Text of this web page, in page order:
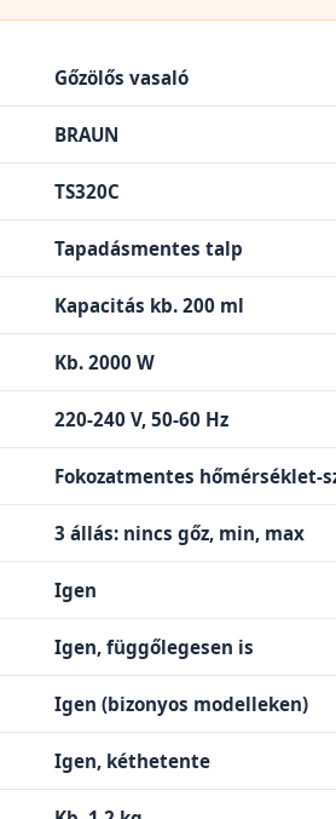
Gőzölős vasaló
BRAUN
TS320C
Tapadásmentes talp
Kapacitás kb. 200 ml
Kb. 2000 W
220-240 V, 50-60 Hz
Fokozatmentes hőmérséklet-
3 állás: nincs gőz, min, max
Igen
Igen, függőlegesen is
Igen (bizonyos modelleken)
Igen, kéthetente